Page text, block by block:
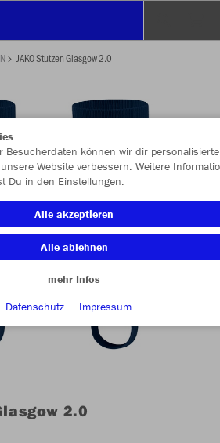
JAKO Stutzen Glasgow 2.0
2.0
Besucherdaten können wir dir personalisierte
Website verbessern. Weitere
Du in den Einstellungen.
Alle akzeptieren
Alle ablehnen
mehr Infos
Datenschutz
Impressum